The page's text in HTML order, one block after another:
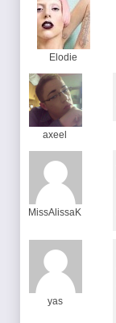
Elodie
axeel
MissAlissaK
yas